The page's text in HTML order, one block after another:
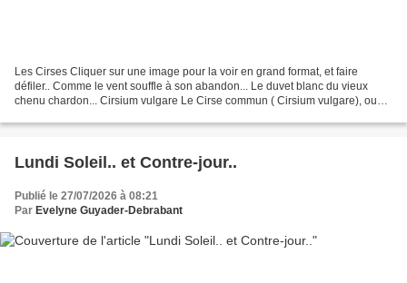
Les Cirses Cliquer sur une image pour la voir en grand format, et faire
défiler.. Comme le vent souffle à son abandon... Le duvet blanc du vieux
chenu chardon... Cirsium vulgare Le Cirse commun ( Cirsium vulgare), ou
Lundi Soleil.. et Contre-jour..
Publié le 27/07/2026 à 08:21
Par Evelyne Guyader-Debrabant